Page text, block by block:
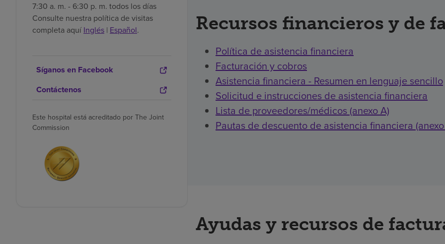
7:30 a. m. - 6:30 p. m. todos los días
Consulte nuestra política de visitas
completa aquí Inglés | Español.
Síganos en Facebook
Contáctenos
Este hospital está acreditado por The Joint
Commission
Recursos financieros y de
Política de asistencia financiera
Facturación y cobros
Asistencia financiera - Resumen en lenguaje sencillo
Solicitud e instrucciones de asistencia financiera
Lista de proveedores/médicos (anexo A)
Pautas de descuento de asistencia financiera
Ayudas y recursos de